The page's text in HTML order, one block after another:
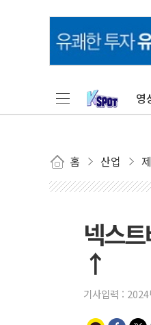
영
홈 산업
넥스
↑
기사입력 :